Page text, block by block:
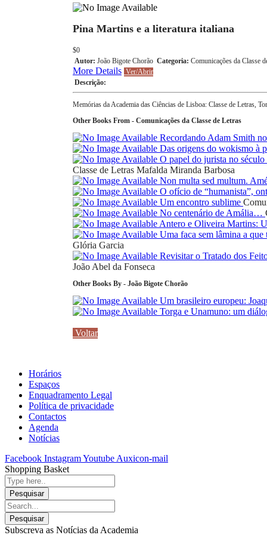
Pina Martins e a literatura italiana
$0
Autor: João Bigote Chorão Categoria: Comunicações da Classe
More Details Ver/Abrir
Descrição:
Memórias da Academia das Ciências de Lisboa: Classe de Letras,
Other Books From - Comunicações da Classe de Letras
Recordando Adam Smith
Das origens do wokismo à
O papel do jurista no
Classe de Letras Mafalda Miranda Barbosa
Non multa sed multum.
O ofício de “humanista”,
Um encontro sublime
No centenário de Amália…
Antero e Oliveira Martins:
Uma faca sem lâmina a
Glória Garcia
Revisitar o Tratado dos
João Abel da Fonseca
Other Books By - João Bigote Chorão
Um brasileiro europeu:
Torga e Unamuno: um
Voltar
Horários
Espaços
Enquadramento Legal
Política de privacidade
Contactos
Agenda
Notícias
Facebook InstagramYoutube Auxicon-mail
Shopping Basket
Subscreva as Notícias da Academia